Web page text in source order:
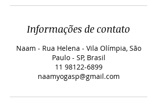
Informações de contato
Naam - Rua Helena - Vila Olímpia, São
Paulo - SP, Brasil
11 98122-6899
naamyogasp@gmail.com